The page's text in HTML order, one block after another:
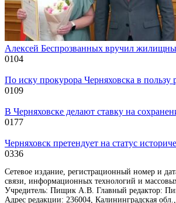
Алексей Беспрозванных вручил
0104
По иску прокурора Черняховска в пользу
0109
В Черняховске делают ставку на
0177
Черняховск претендует на статус
0336
Сетевое издание, регистрационный номер и
связи, информационных технологий и
Учредитель: Пищик А.В. Главный редактор:
Адрес редакции: 236004, Калининградская